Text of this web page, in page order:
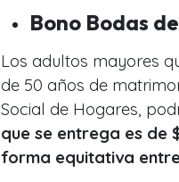
Bono Bodas
Los adultos mayores
de 50 años de
Social de Hogares,
que se entrega es de
forma equitativa